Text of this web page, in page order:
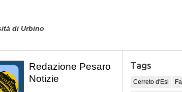
di Urbino
Redazione Pesaro
Notizie
Tags
Cerreto d'Esi